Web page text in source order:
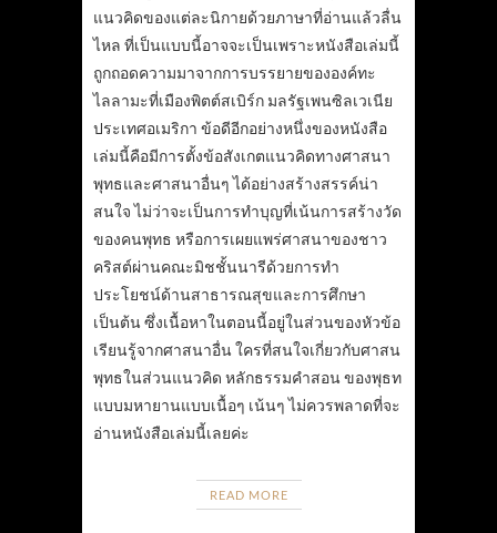
แนวคิดของแต่ละนิกายด้วยภาษาที่อ่านแล้วลื่น
ไหล ที่เป็นแบบนี้อาจจะเป็นเพราะหนังสือเล่มนี้
ถูกถอดความมาจากการบรรยายขององค์ทะ
ไลลามะที่เมืองพิตต์สเบิร์ก มลรัฐเพนซิลเวเนีย
ประเทศอเมริกา ข้อดีอีกอย่างหนึ่งของหนังสือ
เล่มนี้คือมีการตั้งข้อสังเกตแนวคิดทางศาสนา
พุทธและศาสนาอื่นๆ ได้อย่างสร้างสรรค์น่า
สนใจ ไม่ว่าจะเป็นการทำบุญที่เน้นการสร้างวัด
ของคนพุทธ หรือการเผยแพร่ศาสนาของชาว
คริสต์ผ่านคณะมิชชั้นนารีด้วยการทำ
ประโยชน์ด้านสาธารณสุขและการศึกษา
เป็นต้น ซึ่งเนื้อหาในตอนนี้อยู่ในส่วนของหัวข้อ
เรียนรู้จากศาสนาอื่น ใครที่สนใจเกี่ยวกับศาสน
พุทธในส่วนแนวคิด หลักธรรมคำสอน ของพุธท
แบบมหายานแบบเนื้อๆ เน้นๆ ไม่ควรพลาดที่จะ
อ่านหนังสือเล่มนี้เลยค่ะ
READ MORE